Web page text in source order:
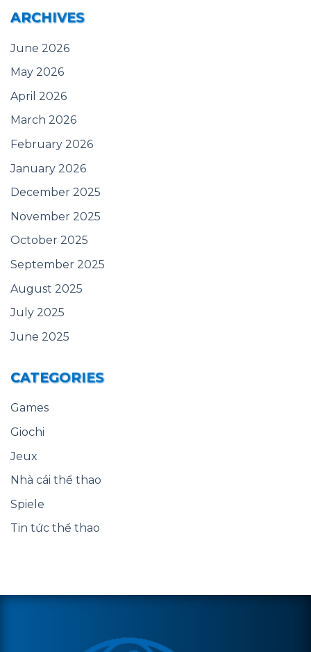
ARCHIVES
June 2026
May 2026
April 2026
March 2026
February 2026
January 2026
December 2025
November 2025
October 2025
September 2025
August 2025
July 2025
June 2025
CATEGORIES
Games
Giochi
Jeux
Nhà cái thể thao
Spiele
Tin tức thể thao